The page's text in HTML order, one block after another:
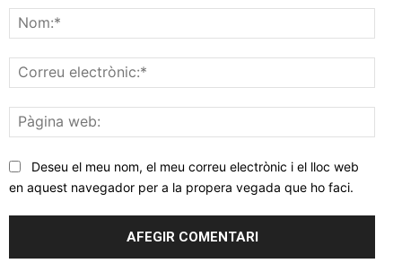
web:
Deseu el meu nom, el meu correu electrònic i el lloc web
en aquest navegador per a la propera vegada que ho faci.